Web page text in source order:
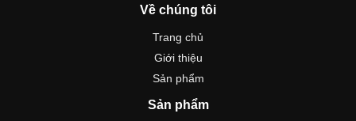
Về chúng tôi
Trang chủ
Giới thiệu
Sản phẩm
Sản phẩm